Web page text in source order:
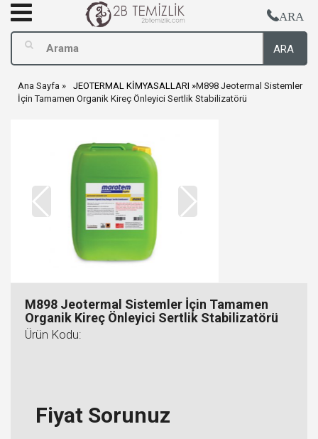
ARA
ARA
Ana Sayfa JEOTERMAL KİMYASALLARI
M898 Jeotermal Sistemler
İçin Tamamen Organik Kireç Önleyici Sertlik Stabilizatörü
M898 Jeotermal Sistemler İçin Tamamen
Organik Kireç Önleyici Sertlik Stabilizatörü
Ürün Kodu:
Fiyat Sorunuz